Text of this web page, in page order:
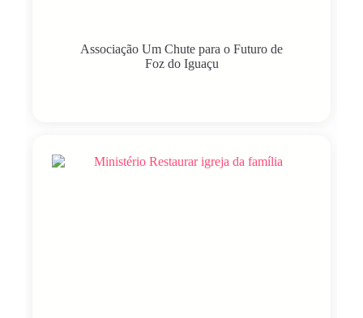
Associação Um Chute para o Futuro de
Foz do Iguaçu